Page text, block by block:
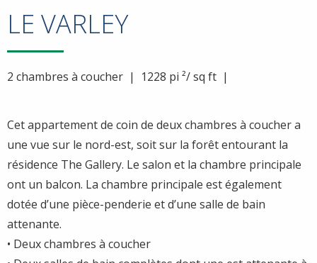
LE VARLEY
2 chambres à coucher | 1228 pi ²/ sq ft |
Cet appartement de coin de deux chambres à coucher a
une vue sur le nord-est, soit sur la forêt entourant la
résidence The Gallery. Le salon et la chambre principale
ont un balcon. La chambre principale est également
dotée d’une pièce-penderie et d’une salle de bain
attenante.
• Deux chambres à coucher